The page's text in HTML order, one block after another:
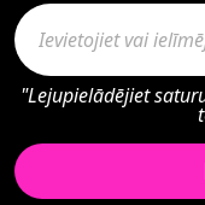
"Lejupielādējiet